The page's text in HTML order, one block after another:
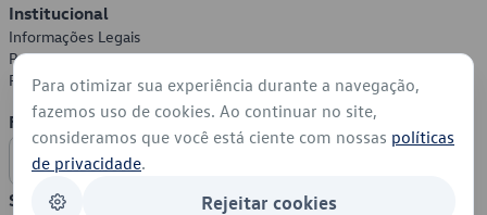
Institucional
Informações Legais
Política de Privacidade
Política de Cookies
Formas de Pagamento
Segurança
Para otimizar sua experiência durante a navegação,
fazemos uso de cookies. Ao continuar no site,
consideramos que você está ciente com nossas políticas
de privacidade.
Rejeitar cookies